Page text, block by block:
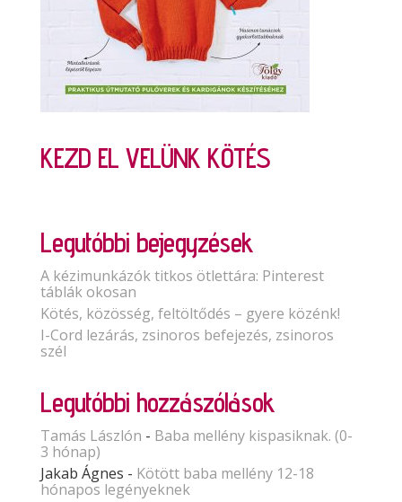
KEZD EL VELÜNK KÖTÉS
Legutóbbi bejegyzések
A kézimunkázók titkos ötlettára: Pinterest
táblák okosan
Kötés, közösség, feltöltődés – gyere közénk!
I-Cord lezárás, zsinoros befejezés, zsinoros
szél
Legutóbbi hozzászólások
Tamás Lászlón - Baba mellény kispasiknak. (0-
3 hónap)
Jakab Ágnes - Kötött baba mellény 12-18
hónapos legényeknek